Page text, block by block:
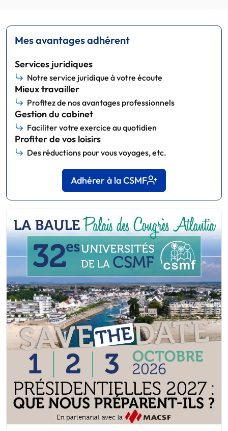
Mes avantages adhérent
Services juridiques
Notre service juridique à votre écoute
Mieux travailler
Profitez de nos avantages professionnels
Gestion du cabinet
Faciliter votre exercice au quotidien
Profiter de vos loisirs
Des réductions pour vous voyages, etc.
Adhérer à la CSMF